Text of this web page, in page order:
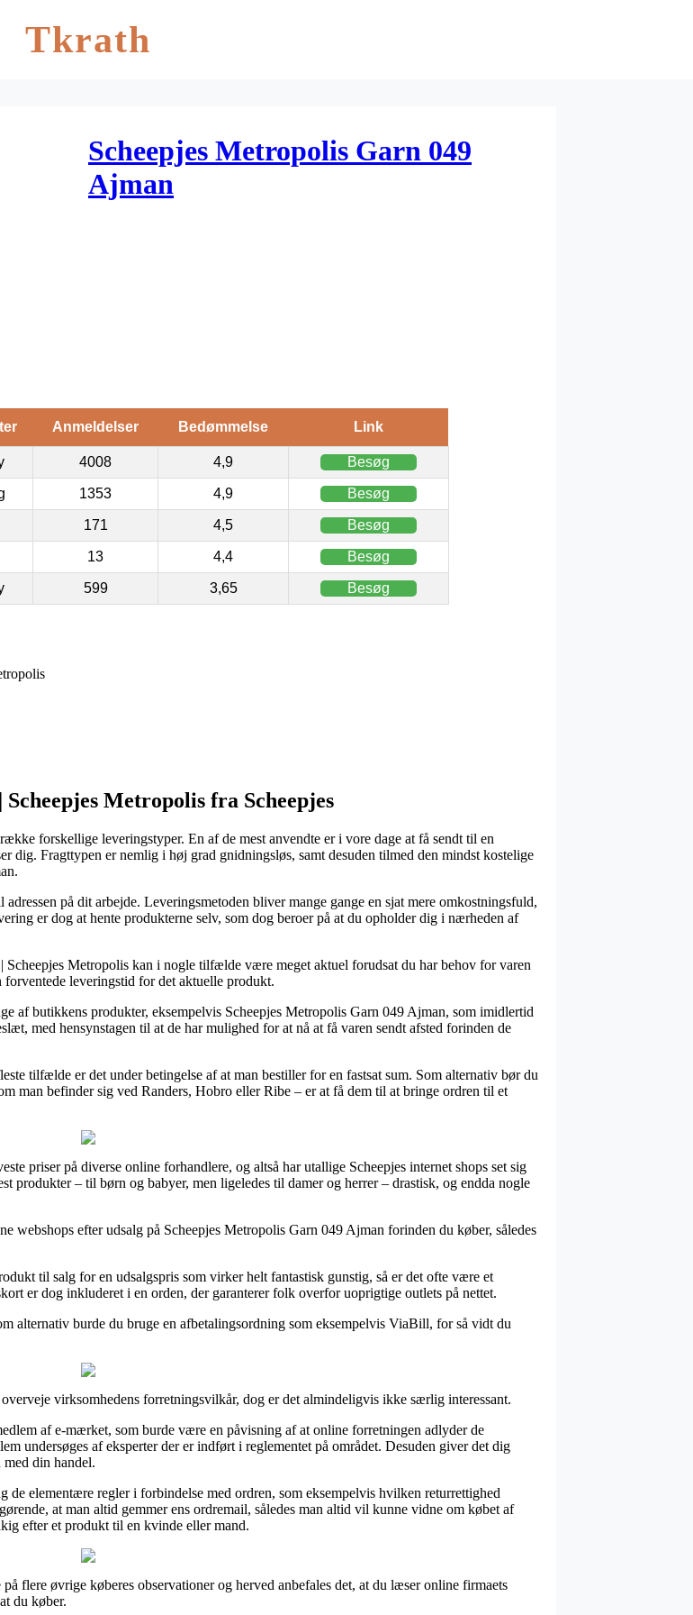
Tkrath
Scheepjes Metropolis Garn 049
Ajman
Anmeldelser Bedømmelse Link
4008 4,9 Besøg
1353 4,9 Besøg
171 4,5 Besøg
13 4,4 Besøg
599 3,65 Besøg
Metropolis fra Scheepjes
forskellige leveringstyper. En af de mest anvendte er i vore dage at få sendt til en
dig. Fragttypen er nemlig i høj grad gnidningsløs, samt desuden tilmed den mindst kostelige
på dit arbejde. Leveringsmetoden bliver mange gange en sjat mere omkostningsfuld,
er dog at hente produkterne selv, som dog beroer på at du opholder dig i nærheden af
Scheepjes Metropolis kan i nogle tilfælde være meget aktuel forudsat du har behov for varen
leveringstid for det aktuelle produkt.
af butikkens produkter, eksempelvis Scheepjes Metropolis Garn 049 Ajman, som imidlertid
med hensynstagen til at de har mulighed for at nå at få varen sendt afsted forinden de
tilfælde er det under betingelse af at man bestiller for en fastsat sum. Som alternativ bør du
man befinder sig ved Randers, Hobro eller Ribe – er at få dem til at bringe ordren til et
priser på diverse online forhandlere, og altså har utallige Scheepjes internet shops set sig
produkter – til børn og babyer, men ligeledes til damer og herrer – drastisk, og endda nogle
webshops efter udsalg på Scheepjes Metropolis Garn 049 Ajman forinden du køber, således
til salg for en udsalgspris som virker helt fantastisk gunstig, så er det ofte være et
er dog inkluderet i en orden, der garanterer folk overfor uoprigtige outlets på nettet.
alternativ burde du bruge en afbetalingsordning som eksempelvis ViaBill, for så vidt du
virksomhedens forretningsvilkår, dog er det almindeligvis ikke særlig interessant.
af e-mærket, som burde være en påvisning af at online forretningen adlyder de
undersøges af eksperter der er indført i reglementet på området. Desuden giver det dig
med din handel.
elementære regler i forbindelse med ordren, som eksempelvis hvilken returrettighed
at man altid gemmer ens ordremail, således man altid vil kunne vidne om købet af
efter et produkt til en kvinde eller mand.
flere øvrige køberes observationer og herved anbefales det, at du læser online firmaets
du køber.